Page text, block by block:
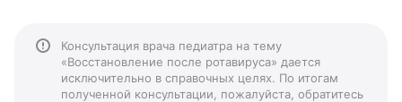
Консультация врача педиатра на тему
«Восстановление после ротавируса» дается
исключительно в справочных целях. По итогам
полученной консультации, пожалуйста, обратитесь